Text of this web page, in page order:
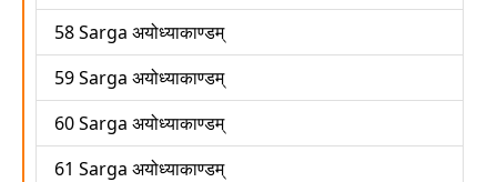
58 Sarga अयोध्याकाण्डम्
59 Sarga अयोध्याकाण्डम्
60 Sarga अयोध्याकाण्डम्
61 Sarga अयोध्याकाण्डम्